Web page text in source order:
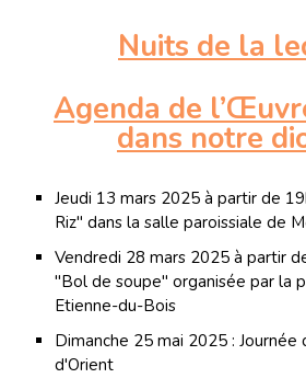
Nuits de la
Agenda de
dans notre
Jeudi 13 mars 2025 à partir de
Riz" dans la salle paroissiale de
Vendredi 28 mars 2025 à partir
"Bol de soupe" organisée par la
Etienne-du-Bois
Dimanche 25 mai 2025 : Journée
d'Orient